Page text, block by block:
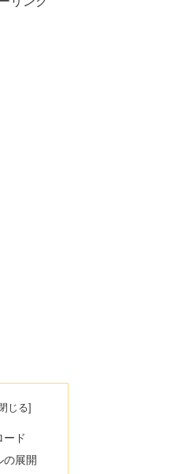
ード
の展開